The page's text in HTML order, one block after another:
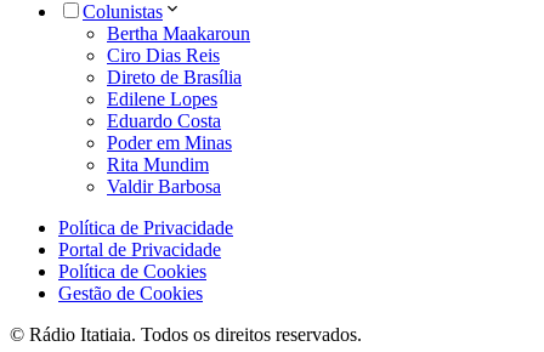
Colunistas
Bertha Maakaroun
Ciro Dias Reis
Direto de Brasília
Edilene Lopes
Eduardo Costa
Poder em Minas
Rita Mundim
Valdir Barbosa
Política de Privacidade
Portal de Privacidade
Política de Cookies
Gestão de Cookies
© Rádio Itatiaia. Todos os direitos reservados.